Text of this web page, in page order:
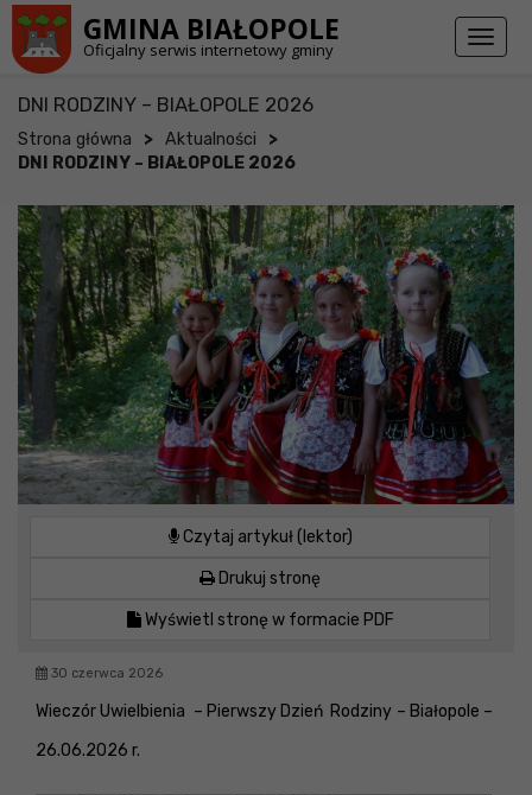
GMINA BIAŁOPOLE
Oficjalny serwis internetowy gminy
Toggle
DNI RODZINY – BIAŁOPOLE 2026
Strona główna > Aktualności >
DNI RODZINY – BIAŁOPOLE 2026
Czytaj artykuł (lektor)
Drukuj stronę
Wyświetl stronę w formacie PDF
30 czerwca 2026
Wieczór Uwielbienia – Pierwszy Dzień Rodziny – Białopole –
26.06.2026 r.